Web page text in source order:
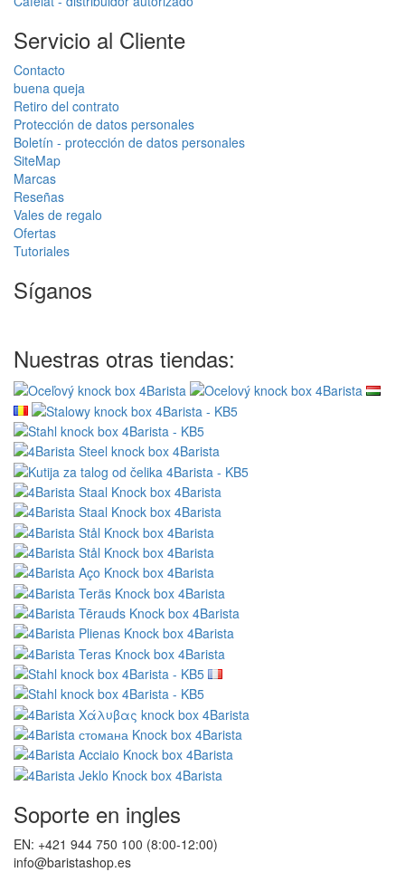
Servicio al Cliente
Contacto
buena queja
Retiro del contrato
Protección de datos personales
Boletín - protección de datos personales
SiteMap
Marcas
Reseñas
Vales de regalo
Ofertas
Tutoriales
Síganos
Nuestras otras tiendas:
Soporte en ingles
EN: +421 944 750 100 (8:00-12:00)
info@baristashop.es